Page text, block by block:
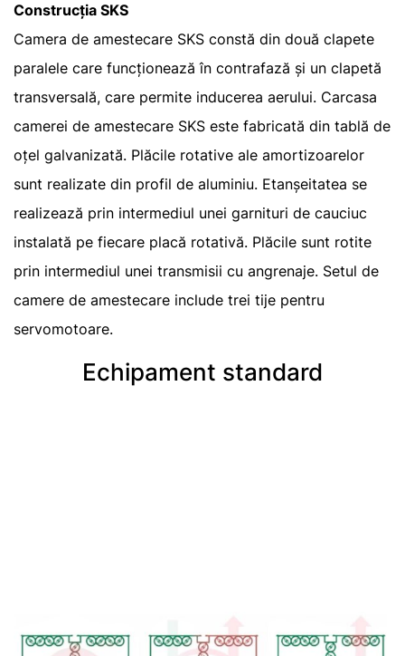
Construcția SKS
Camera de amestecare SKS constă din două clapete
paralele care funcționează în contrafază și un clapetă
transversală, care permite inducerea aerului. Carcasa
camerei de amestecare SKS este fabricată din tablă de
oțel galvanizată. Plăcile rotative ale amortizoarelor
sunt realizate din profil de aluminiu. Etanșeitatea se
realizează prin intermediul unei garnituri de cauciuc
instalată pe fiecare placă rotativă. Plăcile sunt rotite
prin intermediul unei transmisii cu angrenaje. Setul de
camere de amestecare include trei tije pentru
servomotoare.
Echipament standard